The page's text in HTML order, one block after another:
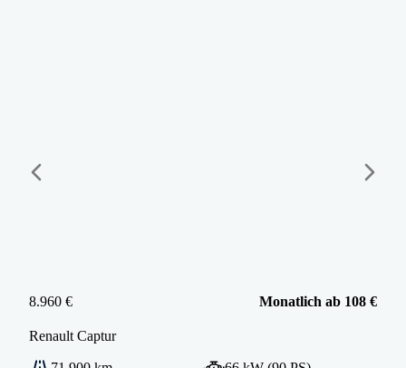
8.960 € Monatlich ab 108 €
Renault Captur